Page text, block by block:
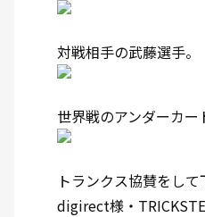
対戦相手の武藤選手。
世界戦のアンダーカー
トランクス協賛をし
digirect様・